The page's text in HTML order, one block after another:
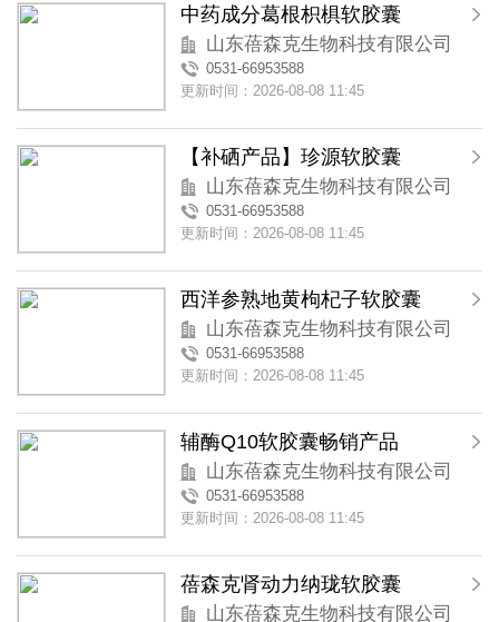
中药成分葛根枳椇软胶囊
山东蓓森克生物科技有限公司
0531-66953588
更新时间：2026-08-08 11:45
【补硒产品】珍源软胶囊
山东蓓森克生物科技有限公司
0531-66953588
更新时间：2026-08-08 11:45
西洋参熟地黄枸杞子软胶囊
山东蓓森克生物科技有限公司
0531-66953588
更新时间：2026-08-08 11:45
辅酶Q10软胶囊畅销产品
山东蓓森克生物科技有限公司
0531-66953588
更新时间：2026-08-08 11:45
蓓森克肾动力纳珑软胶囊
山东蓓森克生物科技有限公司